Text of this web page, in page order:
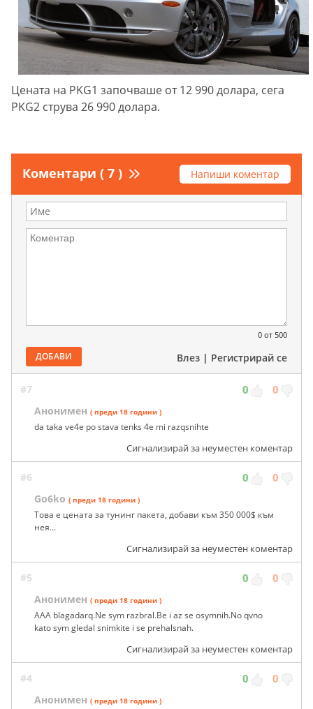
Цената на PKG1 започваше от 12 990 долара, сега
PKG2 струва 26 990 долара.
Коментари ( 7 ) Напиши коментар
0 от 500
ДОБАВИ Влез | Регистрирай се
#7 0 0
Анонимен ( преди 18 години )
da taka ve4e po stava tenks 4e mi razqsnihte
Сигнализирай за неуместен коментар
#6 0 0
Go6ko ( преди 18 години )
Това е цената за тунинг пакета, добави към 350 000$ към
нея...
Сигнализирай за неуместен коментар
#5 0 0
Анонимен ( преди 18 години )
AAA blagadarq.Ne sym razbral.Be i az se osymnih.No qvno
kato sym gledal snimkite i se prehalsnah.
Сигнализирай за неуместен коментар
#4 0 0
Анонимен ( преди 18 години )